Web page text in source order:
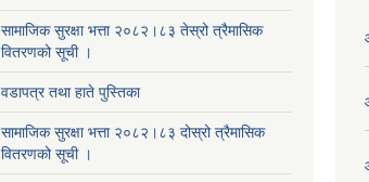
सामाजिक सुरक्षा भत्ता २०८२।८३ तेस्रो त्रैमासिक
वितरणको सूची ।
वडापत्र तथा हाते पुस्तिका
सामाजिक सुरक्षा भत्ता २०८२।८३ दोस्रो त्रैमासिक
वितरणको सूची ।